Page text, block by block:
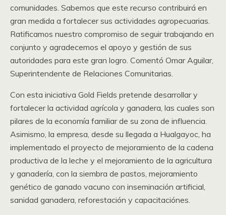
comunidades. Sabemos que este recurso contribuirá en
gran medida a fortalecer sus actividades agropecuarias.
Ratificamos nuestro compromiso de seguir trabajando en
conjunto y agradecemos el apoyo y gestión de sus
autoridades para este gran logro. Comentó Omar Aguilar,
Superintendente de Relaciones Comunitarias.
Con esta iniciativa Gold Fields pretende desarrollar y
fortalecer la actividad agrícola y ganadera, las cuales son
pilares de la economía familiar de su zona de influencia.
Asimismo, la empresa, desde su llegada a Hualgayoc, ha
implementado el proyecto de mejoramiento de la cadena
productiva de la leche y el mejoramiento de la agricultura
y ganadería, con la siembra de pastos, mejoramiento
genético de ganado vacuno con inseminación artificial,
sanidad ganadera, reforestación y capacitaciónes.